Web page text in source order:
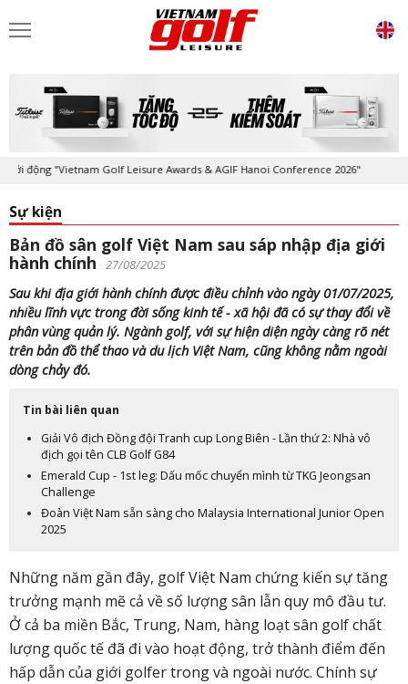
"Vietnam Golf Leisure Awards & AGIF Hanoi Conference 2026"
Sự kiện
Bản đồ sân golf Việt Nam sau sáp nhập địa giới
hành chính
27/08/2025
Sau khi địa giới hành chính được điều chỉnh vào ngày 01/07/2025,
nhiều lĩnh vực trong đời sống kinh tế - xã hội đã có sự thay đổi về
phân vùng quản lý. Ngành golf, với sự hiện diện ngày càng rõ nét
trên bản đồ thể thao và du lịch Việt Nam, cũng không nằm ngoài
dòng chảy đó.
Tin bài liên quan
Giải Vô địch Đồng đội Tranh cup Long Biên - Lần thứ 2: Nhà vô
địch gọi tên CLB Golf G84
Emerald Cup - 1st leg: Dấu mốc chuyển mình từ TKG Jeongsan
Challenge
Đoàn Việt Nam sẵn sàng cho Malaysia International Junior Open
2025
Những năm gần đây, golf Việt Nam chứng kiến sự tăng
trưởng mạnh mẽ cả về số lượng sân lẫn quy mô đầu tư.
Ở cả ba miền Bắc, Trung, Nam, hàng loạt sân golf chất
lượng quốc tế đã đi vào hoạt động, trở thành điểm đến
hấp dẫn của giới golfer trong và ngoài nước. Chính sự